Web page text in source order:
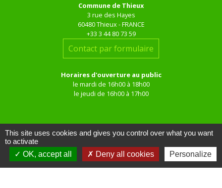
Commune de Thieux
3 rue des Hayes
60480 Thieux - FRANCE
+33 3 44 80 73 59
Contact par formulaire
Horaires d'ouverture au public
le mardi de 16h00 à 18h00
le jeudi de 16h00 à 17h00
Liens
This site uses cookies and gives you control over what you want
to activate
OK, accept all
Deny all cookies Personalize